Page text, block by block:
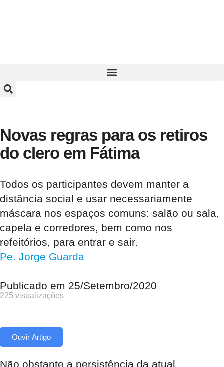
Novas regras para os retiros
do clero em Fátima
Todos os participantes devem manter a
distância social e usar necessariamente
máscara nos espaços comuns: salão ou sala,
capela e corredores, bem como nos
refeitórios, para entrar e sair.
Pe. Jorge Guarda
Publicado em 25/Setembro/2020
225 visualizações
Ouvir Artigo
Não obstante a persistência da atual